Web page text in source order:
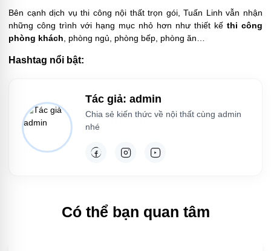
Bên cạnh dịch vụ thi công nội thất trọn gói, Tuấn Linh vẫn nhận
những công trình với hạng mục nhỏ hơn như thiết kế thi công
phòng khách, phòng ngủ, phòng bếp, phòng ăn…
Hashtag nổi bật:
Tác giả: admin
Chia sẻ kiến thức về nội thất cùng admin
nhé
Có thể bạn quan tâm